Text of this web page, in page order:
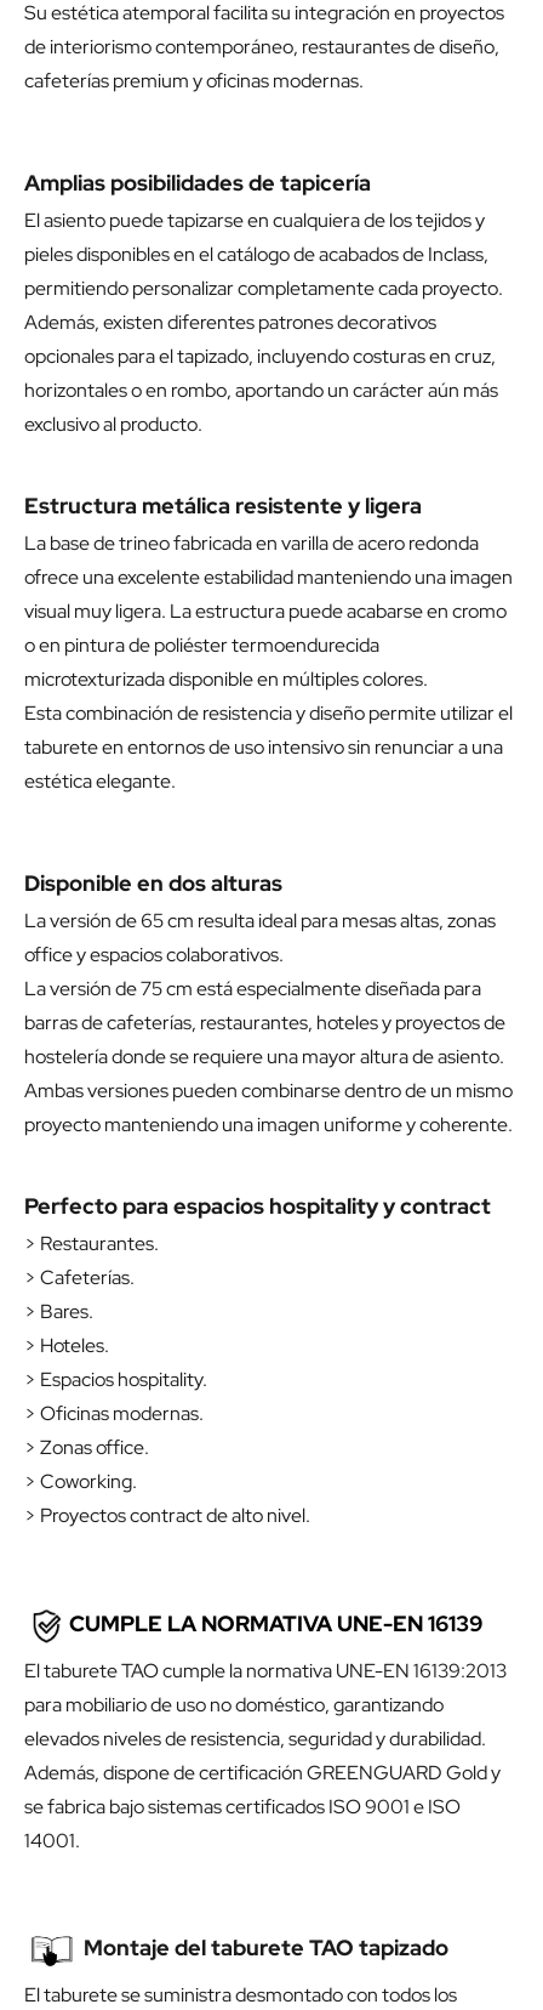
Su estética atemporal facilita su integración en proyectos
de interiorismo contemporáneo, restaurantes de diseño,
cafeterías premium y oficinas modernas.
Amplias posibilidades de tapicería
El asiento puede tapizarse en cualquiera de los tejidos y
pieles disponibles en el catálogo de acabados de Inclass,
permitiendo personalizar completamente cada proyecto.
Además, existen diferentes patrones decorativos
opcionales para el tapizado, incluyendo costuras en cruz,
horizontales o en rombo, aportando un carácter aún más
exclusivo al producto.
Estructura metálica resistente y ligera
La base de trineo fabricada en varilla de acero redonda
ofrece una excelente estabilidad manteniendo una imagen
visual muy ligera. La estructura puede acabarse en cromo
o en pintura de poliéster termoendurecida
microtexturizada disponible en múltiples colores.
Esta combinación de resistencia y diseño permite utilizar el
taburete en entornos de uso intensivo sin renunciar a una
estética elegante.
Disponible en dos alturas
La versión de 65 cm resulta ideal para mesas altas, zonas
office y espacios colaborativos.
La versión de 75 cm está especialmente diseñada para
barras de cafeterías, restaurantes, hoteles y proyectos de
hostelería donde se requiere una mayor altura de asiento.
Ambas versiones pueden combinarse dentro de un mismo
proyecto manteniendo una imagen uniforme y coherente.
Perfecto para espacios hospitality y contract
> Restaurantes.
> Cafeterías.
> Bares.
> Hoteles.
> Espacios hospitality.
> Oficinas modernas.
> Zonas office.
> Coworking.
> Proyectos contract de alto nivel.
CUMPLE LA NORMATIVA UNE-EN 16139
El taburete TAO cumple la normativa UNE-EN 16139:2013
para mobiliario de uso no doméstico, garantizando
elevados niveles de resistencia, seguridad y durabilidad.
Además, dispone de certificación GREENGUARD Gold y
se fabrica bajo sistemas certificados ISO 9001 e ISO
14001.
Montaje del taburete TAO tapizado
El taburete se suministra desmontado con todos los